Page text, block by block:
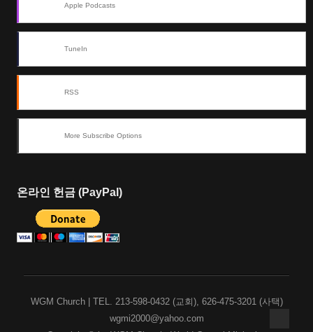
Apple Podcasts
TuneIn
RSS
More Subscribe Options
온라인 헌금 (PayPal)
WGM Church | TEL. 213-598-0432 (교회), 626-475-3201 (사택)
wgmi2000@yahoo.com